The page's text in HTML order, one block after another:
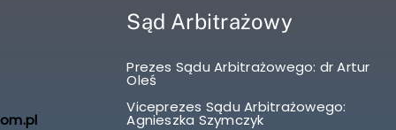
Sąd Arbitrażowy
Prezes Sądu Arbitrażowego: dr Artur
Oleś
Viceprezes Sądu Arbitrażowego:
Agnieszka Szymczyk